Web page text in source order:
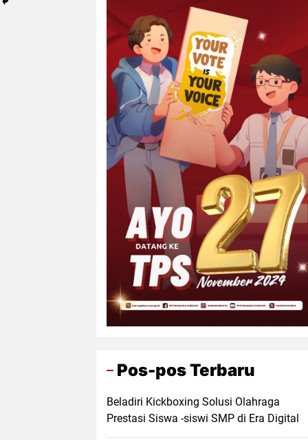
Pos-pos Terbaru
Beladiri Kickboxing Solusi Olahraga
Prestasi Siswa -siswi SMP di Era Digital